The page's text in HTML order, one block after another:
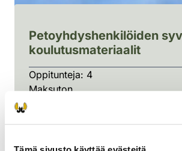
Petoyhdyshenkilöiden
koulutusmateriaalit
Oppitunteja: 4
Maksuton
Löydät täältä
syventävää koulutusmateriaalia.